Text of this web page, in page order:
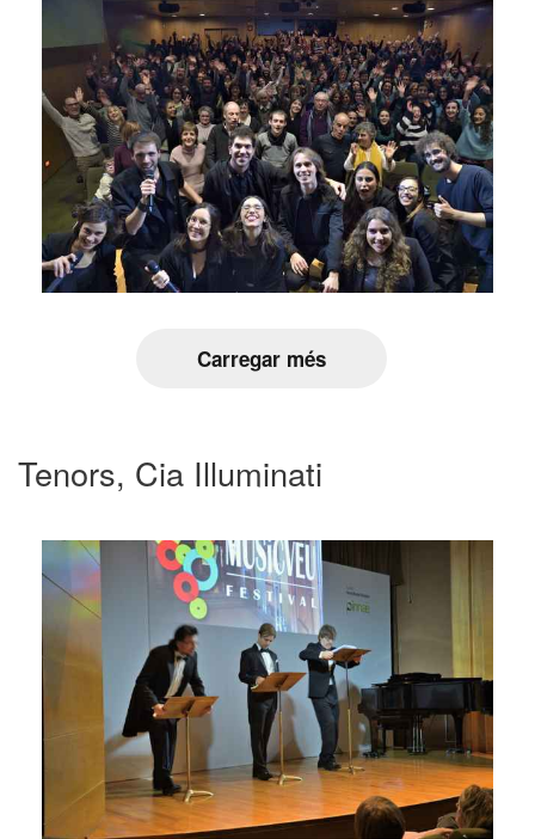
Carregar més
Tenors, Cia Illuminati